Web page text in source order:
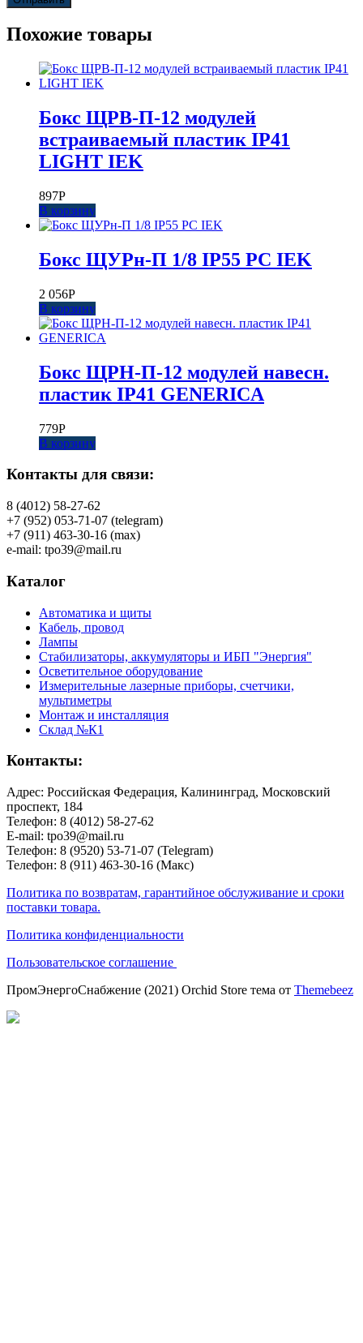
Похожие товары
Бокс ЩРВ-П-12 модулей
встраиваемый пластик IP41
LIGHT IEK
897Р
В корзину
Бокс ЩУРн-П 1/8 IP55 PC IEK
2 056Р
В корзину
Бокс ЩРН-П-12 модулей навесн.
пластик IP41 GENERICA
779Р
В корзину
Контакты для связи:
8 (4012) 58-27-62
+7 (952) 053-71-07 (telegram)
+7 (911) 463-30-16 (max)
e-mail: tpo39@mail.ru
Каталог
Автоматика и щиты
Кабель, провод
Лампы
Стабилизаторы, аккумуляторы и ИБП "Энергия"
Осветительное оборудование
Измерительные лазерные приборы, счетчики,
мультиметры
Монтаж и инсталляция
Склад №К1
Контакты:
Адрес: Российская Федерация, Калининград, Московский
проспект, 184
Телефон: 8 (4012) 58-27-62
E-mail: tpo39@mail.ru
Телефон: 8 (9520) 53-71-07 (Telegram)
Телефон: 8 (911) 463-30-16 (Макс)
Политика по возвратам, гарантийное обслуживание и сроки
поставки товара.
Политика конфиденциальности
Пользовательское соглашение
ПромЭнергоСнабжение (2021) Orchid Store тема от Themebeez